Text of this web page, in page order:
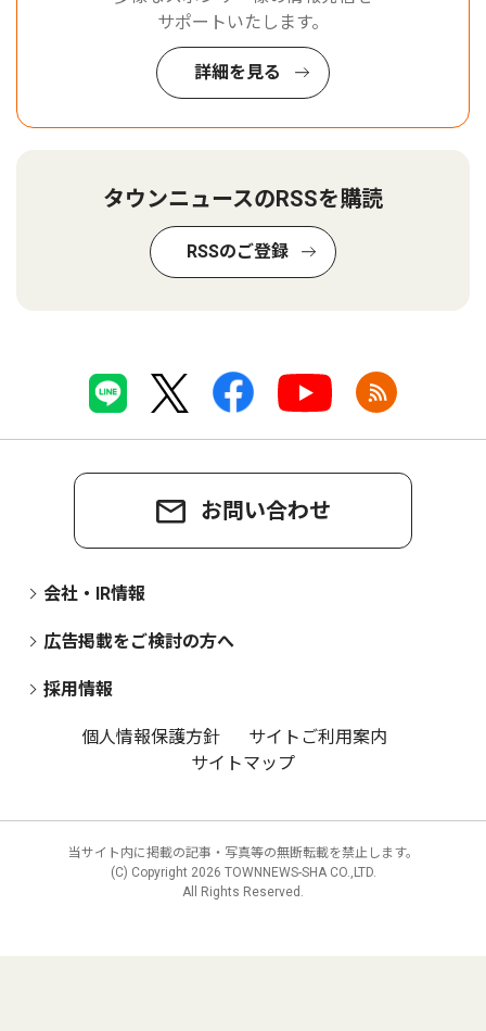
サポートいたします。
詳細を見る
タウンニュースのRSSを購読
RSSのご登録
お問い合わせ
会社・IR情報
広告掲載をご検討の方へ
採用情報
個人情報保護方針
サイトご利用案内
サイトマップ
当サイト内に掲載の記事・写真等の無断転載を禁止します。
(C) Copyright 2026 TOWNNEWS-SHA CO.,LTD.
All Rights Reserved.